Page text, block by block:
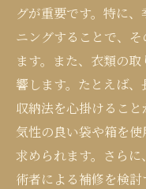
グが重要です。特に
ニングすることで、
ます。また、衣類の
響します。たとえば
収納法を心掛けるこ
気性の良い袋や箱を
求められます。さら
術者による補修を検